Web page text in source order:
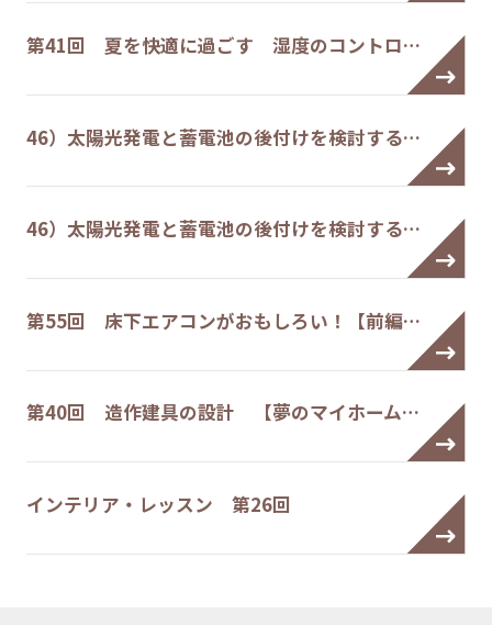
第41回 夏を快適に過ごす 湿度のコントロ…
46）太陽光発電と蓄電池の後付けを検討する…
46）太陽光発電と蓄電池の後付けを検討する…
第55回 床下エアコンがおもしろい！【前編…
第40回 造作建具の設計 【夢のマイホーム…
インテリア・レッスン 第26回